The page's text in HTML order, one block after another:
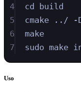
4
cd
build
5
cmake ../
-
6
make
7
sudo make
Uso